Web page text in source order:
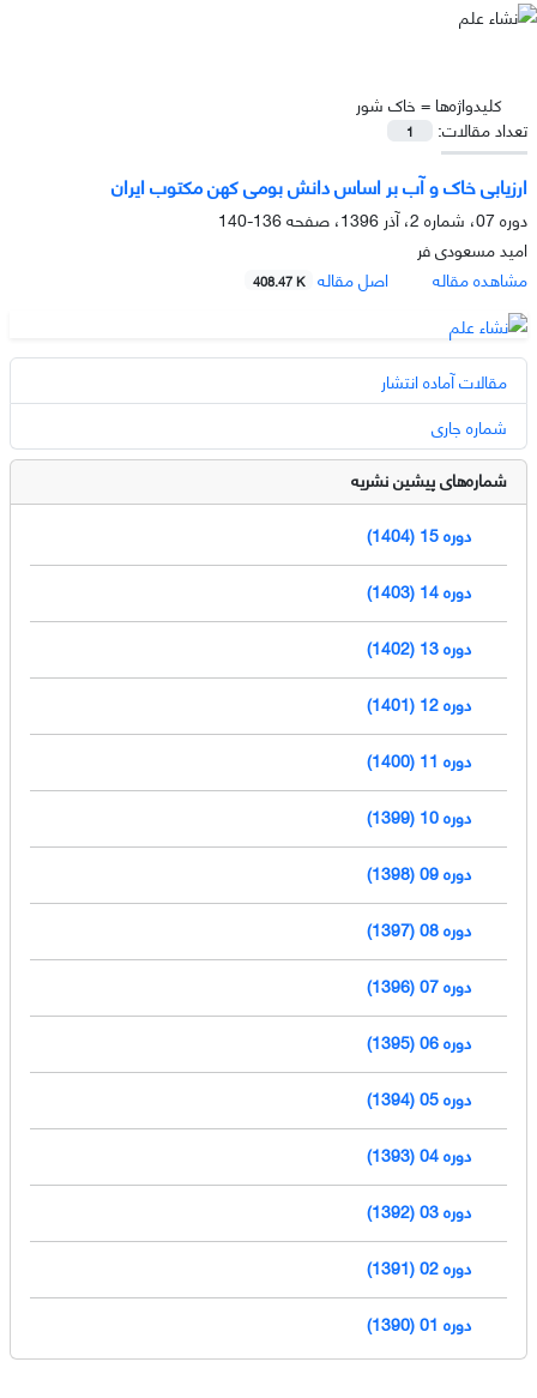
کلیدواژه‌ها = خاک شور
تعداد مقالات:
1
ارزیابی خاک و آب بر اساس دانش بومی کهن مکتوب ایران
دوره 07، شماره 2، آذر 1396، صفحه
136-140
امید مسعودی فر
مشاهده مقاله
اصل مقاله 408.47 K
مقالات آماده انتشار
شماره جاری
شماره‌های پیشین نشریه
دوره 15 (1404)
دوره 14 (1403)
دوره 13 (1402)
دوره 12 (1401)
دوره 11 (1400)
دوره 10 (1399)
دوره 09 (1398)
دوره 08 (1397)
دوره 07 (1396)
دوره 06 (1395)
دوره 05 (1394)
دوره 04 (1393)
دوره 03 (1392)
دوره 02 (1391)
دوره 01 (1390)